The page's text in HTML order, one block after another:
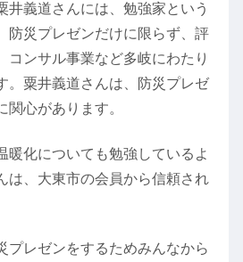
井義道さんには、勉強家という
防災プレゼンだけに限らず、評
コンサル事業など多岐にわたり
。粟井義道さんは、防災プレゼ
関心があります。
暖化についても勉強しているよ
は、大東市の会員から信頼され
プレゼンをするためみんなから